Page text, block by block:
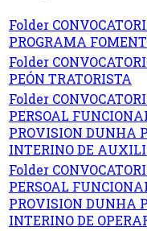
Folder
PROGRAMA
Folder
PEÓN TRATORISTA
Folder
PERSOAL
PROVISION DUNHA
INTERINO DE
Folder
PERSOAL
PROVISION DUNHA
INTERINO DE